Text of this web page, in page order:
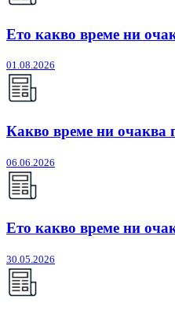
Ето какво време ни
01.08.2026
Какво време ни очаква
06.06.2026
Ето какво време ни
30.05.2026